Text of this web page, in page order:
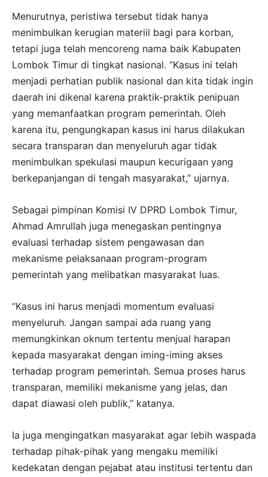
Menurutnya, peristiwa tersebut tidak hanya
menimbulkan kerugian materiil bagi para korban,
tetapi juga telah mencoreng nama baik Kabupaten
Lombok Timur di tingkat nasional. “Kasus ini telah
menjadi perhatian publik nasional dan kita tidak ingin
daerah ini dikenal karena praktik-praktik penipuan
yang memanfaatkan program pemerintah. Oleh
karena itu, pengungkapan kasus ini harus dilakukan
secara transparan dan menyeluruh agar tidak
menimbulkan spekulasi maupun kecurigaan yang
berkepanjangan di tengah masyarakat,” ujarnya.
Sebagai pimpinan Komisi IV DPRD Lombok Timur,
Ahmad Amrullah juga menegaskan pentingnya
evaluasi terhadap sistem pengawasan dan
mekanisme pelaksanaan program-program
pemerintah yang melibatkan masyarakat luas.
“Kasus ini harus menjadi momentum evaluasi
menyeluruh. Jangan sampai ada ruang yang
memungkinkan oknum tertentu menjual harapan
kepada masyarakat dengan iming-iming akses
terhadap program pemerintah. Semua proses harus
transparan, memiliki mekanisme yang jelas, dan
dapat diawasi oleh publik,” katanya.
Ia juga mengingatkan masyarakat agar lebih waspada
terhadap pihak-pihak yang mengaku memiliki
kedekatan dengan pejabat atau institusi tertentu dan